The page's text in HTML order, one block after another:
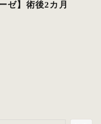
ゼ】術後2カ月